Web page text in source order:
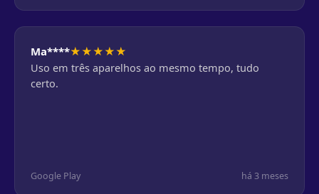
Ma****★★★★★
Uso em três aparelhos ao mesmo tempo, tudo
certo.
Google Play há 3 meses